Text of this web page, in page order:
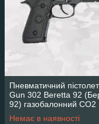
Пневматичний
Gun 302 Beretta 92
92) газобалонний CO2
Немає в наявності